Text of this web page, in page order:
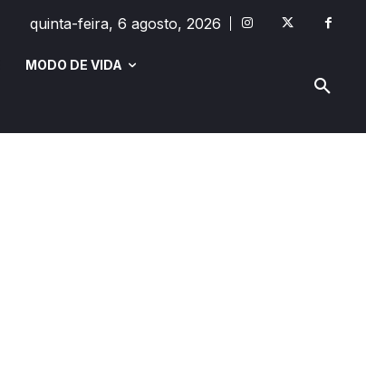
quinta-feira, 6 agosto, 2026
MODO DE VIDA